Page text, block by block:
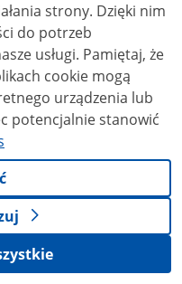
w dziedzinie
dot.
SARS-CoV-2 w
Dzięki nim
do potrzeb
Pamiętaj, że
cookie mogą
urządzenia lub
potencjalnie stanowić